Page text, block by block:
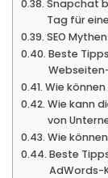
Snapchat
Tag für
SEO
Beste
Wie
Wie kann
von
Wie
Beste
AdWords-